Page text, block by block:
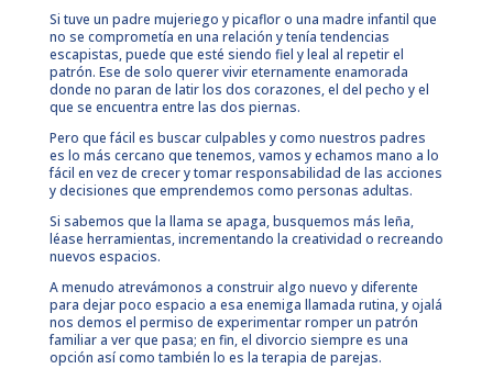
Si tuve un padre mujeriego y picaflor o una madre infantil que
no se comprometía en una relación y tenía tendencias
escapistas, puede que esté siendo fiel y leal al repetir el
patrón. Ese de solo querer vivir eternamente enamorada
donde no paran de latir los dos corazones, el del pecho y el
que se encuentra entre las dos piernas.
Pero que fácil es buscar culpables y como nuestros padres
es lo más cercano que tenemos, vamos y echamos mano a lo
fácil en vez de crecer y tomar responsabilidad de las acciones
y decisiones que emprendemos como personas adultas.
Si sabemos que la llama se apaga, busquemos más leña,
léase herramientas, incrementando la creatividad o recreando
nuevos espacios.
A menudo atrevámonos a construir algo nuevo y diferente
para dejar poco espacio a esa enemiga llamada rutina, y ojalá
nos demos el permiso de experimentar romper un patrón
familiar a ver que pasa; en fin, el divorcio siempre es una
opción así como también lo es la terapia de parejas.